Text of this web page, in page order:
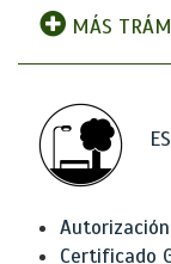
MÁS
Certificado